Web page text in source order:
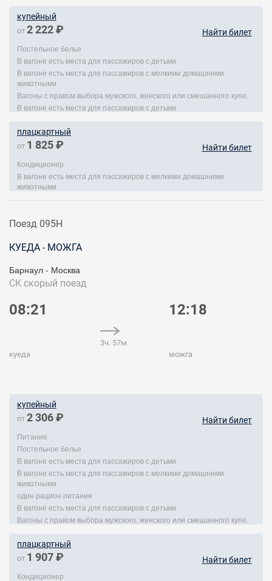
купейный
от 2 222 ₽ Найти билет
Постельное белье
В вагоне есть места для пассажиров с детьми
В вагоне есть места для пассажиров с мелкими домашними
животными
Вагоны с правом выбора мужского, женского или смешанного купе.
В вагоне есть места для пассажиров с детьми
плацкартный
от 1 825 ₽ Найти билет
Кондиционер
В вагоне есть места для пассажиров с мелкими домашними
животными
Поезд 095Н
КУЕДА - МОЖГА
Барнаул - Москва
СК скорый поезд
08:21
куеда
3ч. 57м.
12:18
можга
купейный
от 2 306 ₽ Найти билет
Питание
Постельное белье
В вагоне есть места для пассажиров с детьми
В вагоне есть места для пассажиров с мелкими домашними
животными
один рацион питания
В вагоне есть места для пассажиров с детьми
Вагоны с правом выбора мужского, женского или смешанного купе.
плацкартный
от 1 907 ₽ Найти билет
Кондиционер